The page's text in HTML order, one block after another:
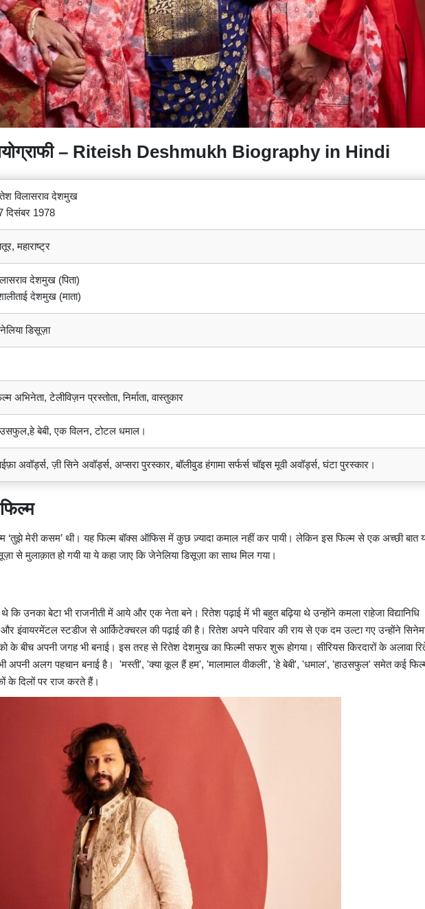
– Riteish Deshmukh Biography in Hindi
विलासराव देशमुख
दिसंबर 1978
महाराष्ट्र
देशमुख (पिता)
देशमुख (माता)
डिसूज़ा
अभिनेता, टेलीविज़न प्रस्तोता, निर्माता, वास्तुकार
बेबी, एक विलन, टोटल धमाल।
अवॉर्ड्स, ज़ी सिने अवॉर्ड्स, अप्सरा पुरस्कार, बॉलीवुड हंगामा सर्फर्स चॉइस मूवी अवॉर्ड्स, घंटा पुरस्कार।
‘तुझे मेरी कसम’ थी। यह फिल्म बॉक्स ऑफिस में कुछ ज़्यादा कमाल नहीं कर पायी। लेकिन इस फिल्म से एक अच्छी बात
से मुलाक़ात हो गयी या ये कहा जाए कि जेनेलिया डिसूज़ा का साथ मिल गया।
कि उनका बेटा भी राजनीती में आये और एक नेता बने। रितेश पढ़ाई में भी बहुत बढ़िया थे उन्होंने कमला राहेजा विद्यानिधि
इंवायरमेंटल स्‍टडीज से आर्किटेक्‍चरल की पढ़ाई की है। रितेश अपने परिवार की राय से एक दम उल्टा गए उन्होंने
के बीच अपनी जगह भी बनाई। इस तरह से रितेश देशमुख का फिल्मी सफर शुरू होगया। सीरियस किरदारों के अलावा
अपनी अलग पहचान बनाई है। 'मस्ती', 'क्या कूल हैं हम', 'मालामाल वीकली', 'हे बेबी', 'धमाल', 'हाउसफुल' समेत कई
के दिलों पर राज करते हैं।